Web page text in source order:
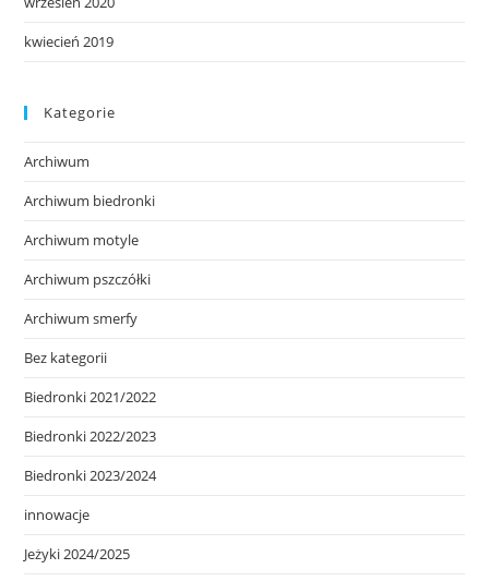
kwiecień 2019
Kategorie
Archiwum
Archiwum biedronki
Archiwum motyle
Archiwum pszczółki
Archiwum smerfy
Bez kategorii
Biedronki 2021/2022
Biedronki 2022/2023
Biedronki 2023/2024
innowacje
Jeżyki 2024/2025